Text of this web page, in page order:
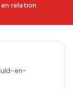
relation
en-